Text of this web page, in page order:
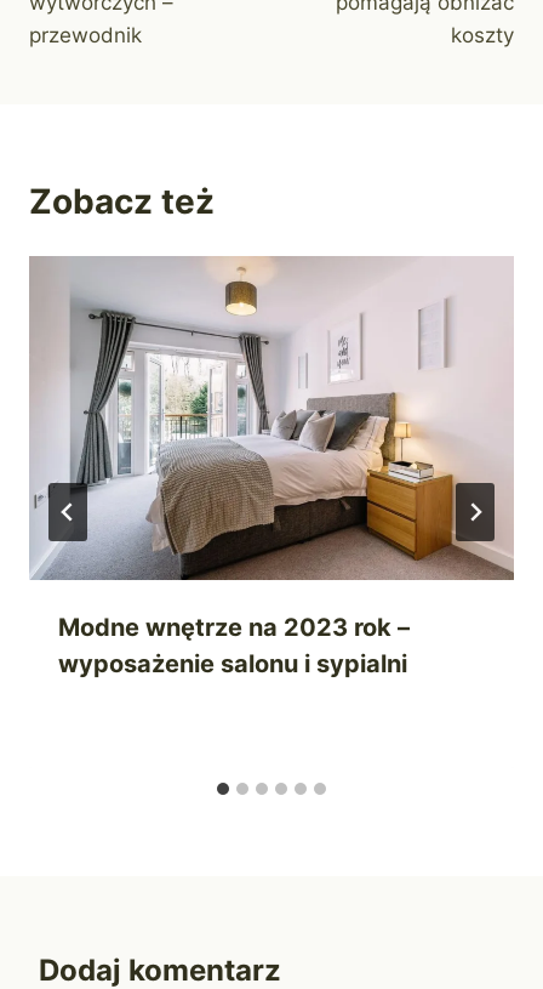
przewodnik
koszty
Zobacz też
Modne wnętrze na 2023 rok –
wyposażenie salonu i sypialni
Dodaj komentarz